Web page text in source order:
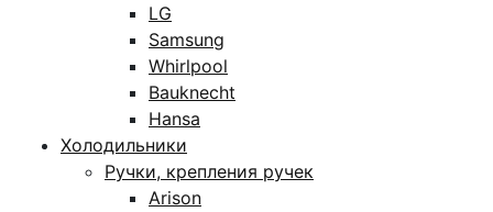
LG
Samsung
Whirlpool
Bauknecht
Hansa
Холодильники
Ручки, крепления ручек
Arison